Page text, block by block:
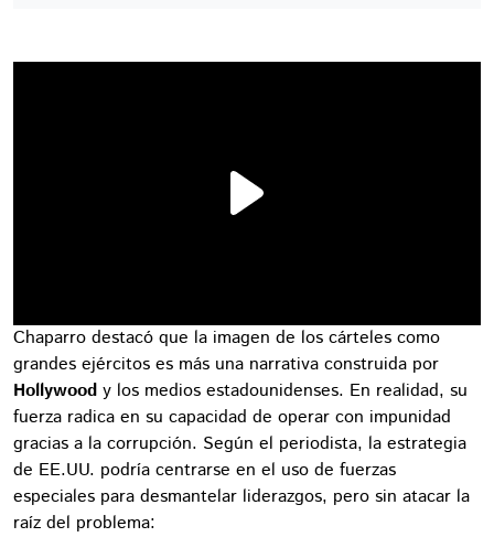
Chaparro destacó que la imagen de los cárteles como
grandes ejércitos es más una narrativa construida por
Hollywood y los medios estadounidenses. En realidad, su
fuerza radica en su capacidad de operar con impunidad
gracias a la corrupción. Según el periodista, la estrategia
de EE.UU. podría centrarse en el uso de fuerzas
especiales para desmantelar liderazgos, pero sin atacar la
raíz del problema: